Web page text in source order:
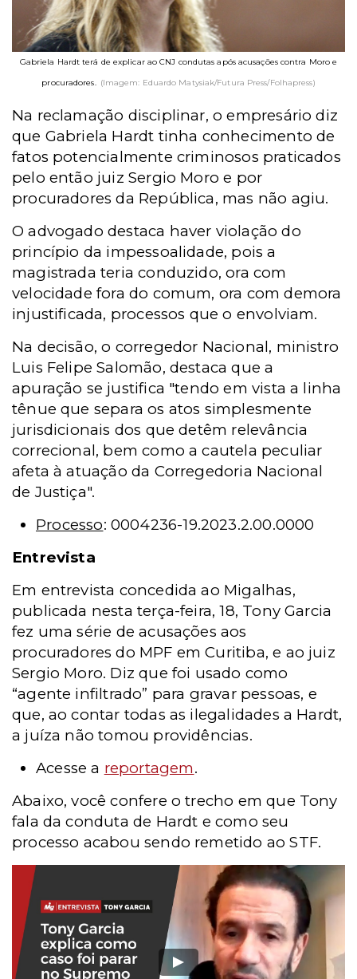
Gabriela Hardt terá de explicar ao CNJ condutas após acusações contra Moro e
procuradores. (Imagem: Eduardo Matysiak/Futura Press/Folhapress)
Na reclamação disciplinar, o empresário diz
que Gabriela Hardt tinha conhecimento de
fatos potencialmente criminosos praticados
pelo então juiz Sergio Moro e por
procuradores da República, mas não agiu.
O advogado destaca haver violação do
princípio da impessoalidade, pois a
magistrada teria conduzido, ora com
velocidade fora do comum, ora com demora
injustificada, processos que o envolviam.
Na decisão, o corregedor Nacional, ministro
Luis Felipe Salomão, destaca que a
apuração se justifica "tendo em vista a linha
tênue que separa os atos simplesmente
jurisdicionais dos que detêm relevância
correcional, bem como a cautela peculiar
afeta à atuação da Corregedoria Nacional
de Justiça".
Processo: 0004236-19.2023.2.00.0000
Entrevista
Em entrevista concedida ao Migalhas,
publicada nesta terça-feira, 18, Tony Garcia
fez uma série de acusações aos
procuradores do MPF em Curitiba, e ao juiz
Sergio Moro. Diz que foi usado como
“agente infiltrado” para gravar pessoas, e
que, ao contar todas as ilegalidades a Hardt,
a juíza não tomou providências.
Acesse a reportagem.
Abaixo, você confere o trecho em que Tony
fala da conduta de Hardt e como seu
processo acabou sendo remetido ao STF.